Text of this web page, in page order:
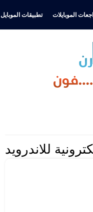
الموبايلات تطبيقات الموبايل
للاندرويد